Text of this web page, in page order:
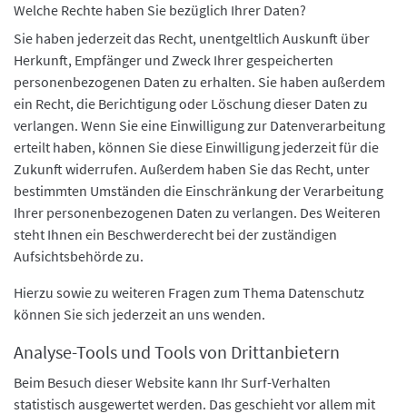
Welche Rechte haben Sie bezüglich Ihrer Daten?
Sie haben jederzeit das Recht, unentgeltlich Auskunft über
Herkunft, Empfänger und Zweck Ihrer gespeicherten
personenbezogenen Daten zu erhalten. Sie haben außerdem
ein Recht, die Berichtigung oder Löschung dieser Daten zu
verlangen. Wenn Sie eine Einwilligung zur Datenverarbeitung
erteilt haben, können Sie diese Einwilligung jederzeit für die
Zukunft widerrufen. Außerdem haben Sie das Recht, unter
bestimmten Umständen die Einschränkung der Verarbeitung
Ihrer personenbezogenen Daten zu verlangen. Des Weiteren
steht Ihnen ein Beschwerderecht bei der zuständigen
Aufsichtsbehörde zu.
Hierzu sowie zu weiteren Fragen zum Thema Datenschutz
können Sie sich jederzeit an uns wenden.
Analyse-Tools und Tools von Dritt­anbietern
Beim Besuch dieser Website kann Ihr Surf-Verhalten
statistisch ausgewertet werden. Das geschieht vor allem mit